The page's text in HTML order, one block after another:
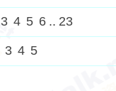
3 4 5 6 .. 23
3 4 5